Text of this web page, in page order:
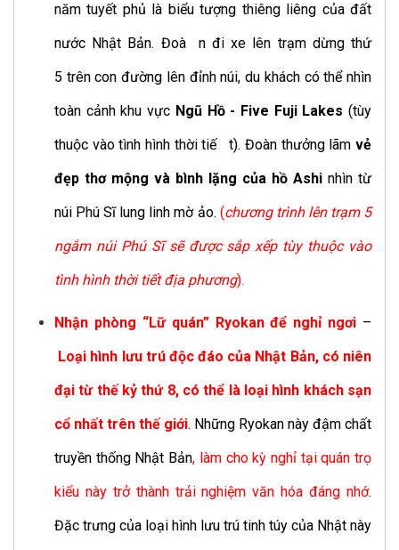
năm tuyết phủ là biểu tượng thiêng liêng của đất
nước Nhật Bản. Đoà
n đi xe lên trạm dừng thứ
5 trên con đường lên đỉnh núi, du khách có thể nhìn
toàn cảnh khu vực Ngũ Hồ - Five Fuji Lakes(tùy
thuộc vào tình hình thời tiế
t). Đoàn thưởng lãmvẻ
đẹp thơ mộng và bình lặng của hồ Ashi nhìn từ
núi Phú Sĩ lung linh mờ ảo. (chương trình lên trạm 5
ngắm núi Phú Sĩ sẽ được sắp xếp tùy thuộc vào
tình hình thời tiết địa phương).
Nhận phòng “Lữ quán” Ryokan để nghỉ ngơi –
Loại hình lưu trú độc đáo của Nhật Bản, có niên
đại từ thế kỷ thứ 8, có thể là loại hình khách sạn
cổ nhất trên thế giới. Những Ryokan này đậm chất
truyền thống Nhật Bản, làm cho kỳ nghỉ tại quán trọ
kiểu này trở thành trải nghiệm văn hóa đáng nhớ.
Đặc trưng của loại hình lưu trú tinh túy của Nhật này